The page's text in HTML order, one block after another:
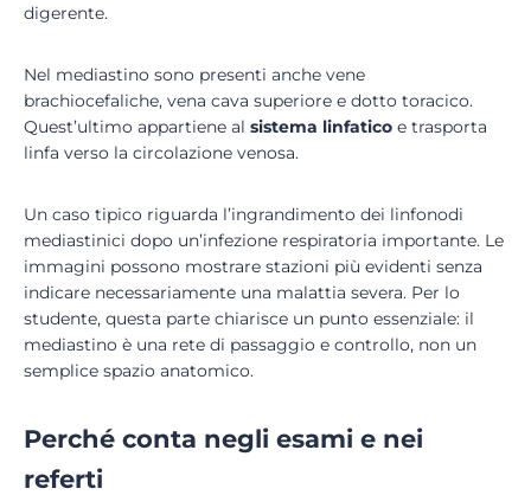
digerente.
Nel mediastino sono presenti anche vene
brachiocefaliche, vena cava superiore e dotto toracico.
Quest’ultimo appartiene al sistema linfatico e trasporta
linfa verso la circolazione venosa.
Un caso tipico riguarda l’ingrandimento dei linfonodi
mediastinici dopo un’infezione respiratoria importante. Le
immagini possono mostrare stazioni più evidenti senza
indicare necessariamente una malattia severa. Per lo
studente, questa parte chiarisce un punto essenziale: il
mediastino è una rete di passaggio e controllo, non un
semplice spazio anatomico.
Perché conta negli esami e nei
referti